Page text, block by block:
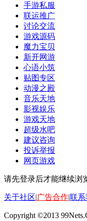
手游私服
联运推广
讨论交流
游戏源码
魔力宝贝
新开网游
心语小筑
贴图专区
动漫之殿
音乐天地
影视娱乐
游戏天地
超级水吧
建议咨询
投诉举报
网页游戏
请先登录后才能继续浏
关于社区|广告合作|联系
Copyright ©2013